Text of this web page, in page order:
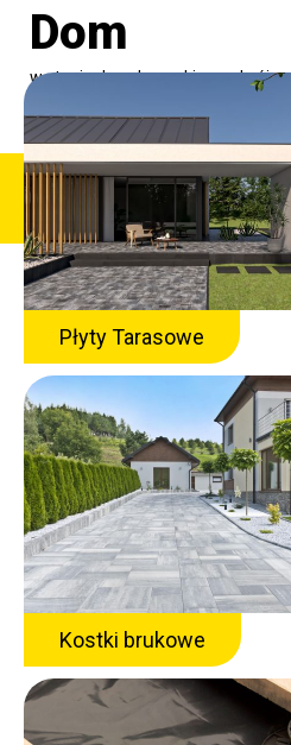
Dom
w stanie deweloperskim podwójny
Nieruchomości
Płyty Tarasowe
Kostki brukowe